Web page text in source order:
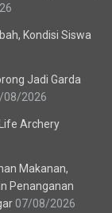
Kondisi Siswa
Jadi Garda
08/2026
Archery
Makanan,
Penanganan
07/08/2026